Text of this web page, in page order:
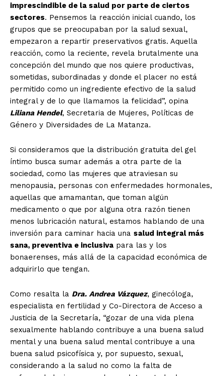
imprescindible de la salud por parte de ciertos
sectores. Pensemos la reacción inicial cuando, los
grupos que se preocupaban por la salud sexual,
empezaron a repartir preservativos gratis. Aquella
reacción, como la reciente, revela brutalmente una
concepción del mundo que nos quiere productivas,
sometidas, subordinadas y donde el placer no está
permitido como un ingrediente efectivo de la salud
integral y de lo que llamamos la felicidad”, opina
Liliana Hendel, Secretaria de Mujeres, Políticas de
Género y Diversidades de La Matanza.
Si consideramos que la distribución gratuita del gel
íntimo busca sumar además a otra parte de la
sociedad, como las mujeres que atraviesan su
menopausia, personas con enfermedades hormonales,
aquellas que amamantan, que toman algún
medicamento o que por alguna otra razón tienen
menos lubricación natural, estamos hablando de una
inversión para caminar hacia una salud integral más
sana, preventiva e inclusiva para las y los
bonaerenses, más allá de la capacidad económica de
adquirirlo que tengan.
Como resalta la Dra. Andrea Vázquez, ginecóloga,
especialista en fertilidad y Co-Directora de Acceso a
Justicia de la Secretaría, “gozar de una vida plena
sexualmente hablando contribuye a una buena salud
mental y una buena salud mental contribuye a una
buena salud psicofísica y, por supuesto, sexual,
considerando a la salud no como la falta de